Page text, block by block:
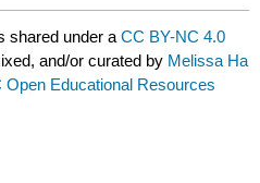
shared under aCC BY-NC 4.0
and/or curated by Melissa Ha
Open Educational Resources